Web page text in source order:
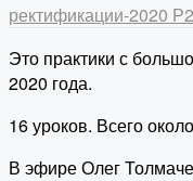
ректификации-2020
Это практики с
2020 года.
16 уроков. Всего
В эфире Олег